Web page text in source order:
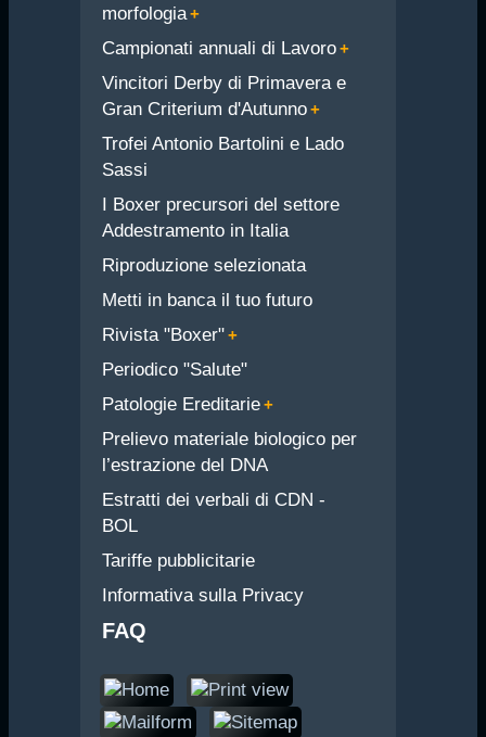
morfologia
Campionati annuali di Lavoro
Vincitori Derby di Primavera e
Gran Criterium d'Autunno
Trofei Antonio Bartolini e Lado
Sassi
I Boxer precursori del settore
Addestramento in Italia
Riproduzione selezionata
Metti in banca il tuo futuro
Rivista "Boxer"
Periodico "Salute"
Patologie Ereditarie
Prelievo materiale biologico per
l’estrazione del DNA
Estratti dei verbali di CDN -
BOL
Tariffe pubblicitarie
Informativa sulla Privacy
FAQ